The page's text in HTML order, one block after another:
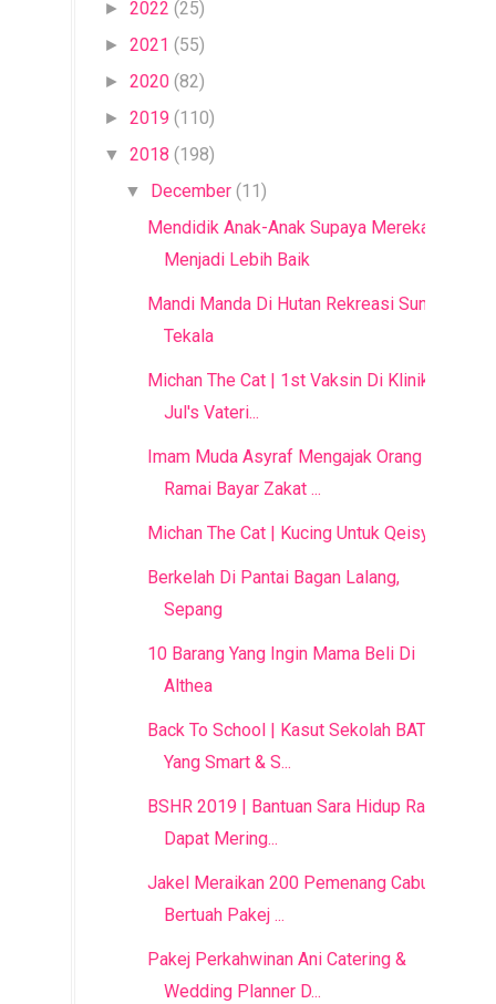
► 2022 (25)
► 2021 (55)
► 2020 (82)
► 2019 (110)
▼ 2018 (198)
▼ December (11)
Mendidik Anak-Anak Supaya Mereka
Menjadi Lebih Baik
Mandi Manda Di Hutan Rekreasi Sungai
Tekala
Michan The Cat | 1st Vaksin Di Klinik
Jul's Vateri...
Imam Muda Asyraf Mengajak Orang
Ramai Bayar Zakat ...
Michan The Cat | Kucing Untuk Qeisya
Berkelah Di Pantai Bagan Lalang,
Sepang
10 Barang Yang Ingin Mama Beli Di
Althea
Back To School | Kasut Sekolah BATA
Yang Smart & S...
BSHR 2019 | Bantuan Sara Hidup Rakyat
Dapat Mering...
Jakel Meraikan 200 Pemenang Cabutan
Bertuah Pakej ...
Pakej Perkahwinan Ani Catering &
Wedding Planner D...